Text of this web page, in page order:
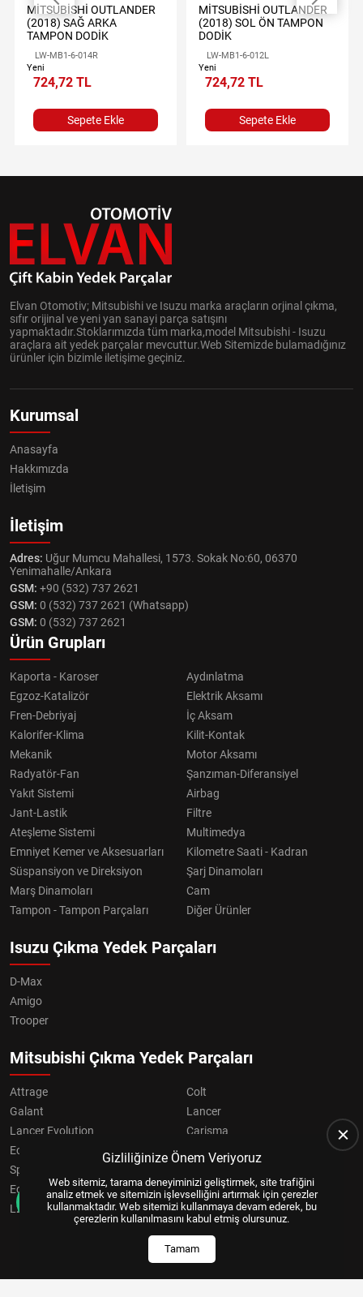
MİTSUBİSHİ OUTLANDER
(2018) SAĞ ARKA
TAMPON DODİK
LW-MB1-6-014R
Yeni
724,72 TL
Sepete Ekle
MİTSUBİSHİ OUTLANDER
(2018) SOL ÖN TAMPON
DODİK
LW-MB1-6-012L
Yeni
724,72 TL
Sepete Ekle
Elvan Otomotiv; Mitsubishi ve Isuzu marka araçların orjinal çıkma,
sıfır orijinal ve yeni yan sanayi parça satışını
yapmaktadır.Stoklarımızda tüm marka,model Mitsubishi - Isuzu
araçlara ait yedek parçalar mevcuttur.Web Sitemizde bulamadığınız
ürünler için bizimle iletişime geçiniz.
Kurumsal
Anasayfa
Hakkımızda
İletişim
İletişim
Adres: Uğur Mumcu Mahallesi, 1573. Sokak No:60, 06370
Yenimahalle/Ankara
GSM: +90 (532) 737 2621
GSM: 0 (532) 737 2621 (Whatsapp)
GSM: 0 (532) 737 2621
Ürün Grupları
Kaporta - Karoser
Aydınlatma
Egzoz-Katalizör
Elektrik Aksamı
Fren-Debriyaj
İç Aksam
Kalorifer-Klima
Kilit-Kontak
Mekanik
Motor Aksamı
Radyatör-Fan
Şanzıman-Diferansiyel
Yakıt Sistemi
Airbag
Jant-Lastik
Filtre
Ateşleme Sistemi
Multimedya
Emniyet Kemer ve Aksesuarları
Kilometre Saati - Kadran
Süspansiyon ve Direksiyon
Şarj Dinamoları
Marş Dinamoları
Cam
Tampon - Tampon Parçaları
Diğer Ürünler
Isuzu Çıkma Yedek Parçaları
D-Max
Amigo
Trooper
Mitsubishi Çıkma Yedek Parçaları
Attrage
Colt
Galant
Lancer
Lancer Evolution
Carisma
Eclipse
Grandis
Space Star
Eclipse Cross
OUTLANDER
L200
Pajero
Gizliliğinize Önem Veriyoruz
Web sitemiz, tarama deneyiminizi geliştirmek, site trafiğini
analiz etmek ve sitemizin işlevselliğini artırmak için çerezler
kullanmaktadır. Web sitemizi kullanmaya devam ederek, bu
çerezlerin kullanılmasını kabul etmiş olursunuz.
Tamam